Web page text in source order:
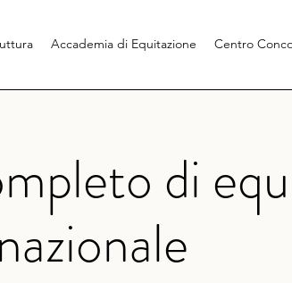
Accademia di Equitazione Centro
di
nazionale